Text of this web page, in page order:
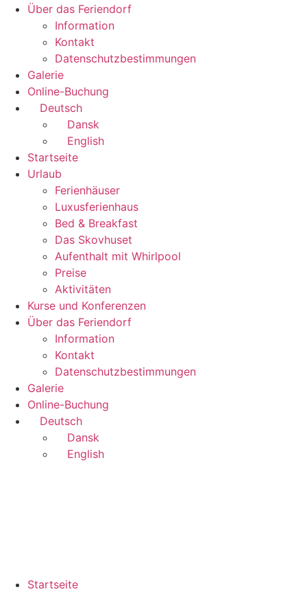
Über das Feriendorf
Information
Kontakt
Datenschutzbestimmungen
Galerie
Online-Buchung
Deutsch
Dansk
English
Startseite
Urlaub
Ferienhäuser
Luxusferienhaus
Bed & Breakfast
Das Skovhuset
Aufenthalt mit Whirlpool
Preise
Aktivitäten
Kurse und Konferenzen
Über das Feriendorf
Information
Kontakt
Datenschutzbestimmungen
Galerie
Online-Buchung
Deutsch
Dansk
English
Startseite